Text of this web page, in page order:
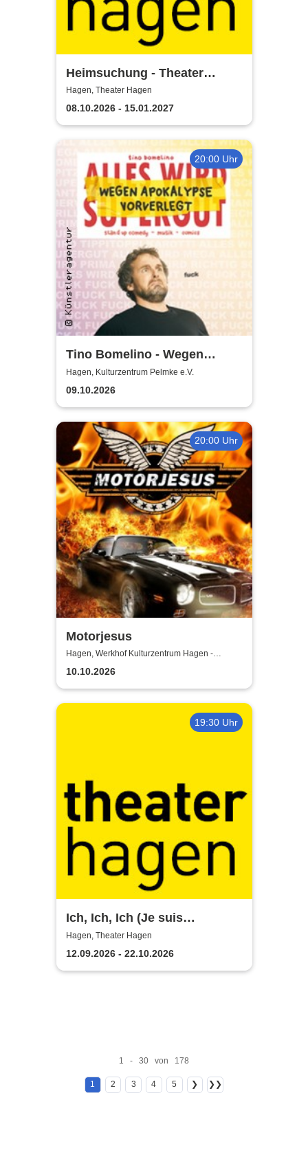
Heimsuchung - Theater
Hagen
Hagen, Theater Hagen
08.10.2026 - 15.01.2027
20:00 Uhr
Tino Bomelino - Wegen
Apokalypse vorverlegt
Hagen, Kulturzentrum Pelmke e.V.
09.10.2026
20:00 Uhr
Motorjesus
Hagen, Werkhof Kulturzentrum Hagen -
Hohenlimburg
10.10.2026
19:30 Uhr
Ich, Ich, Ich (Je suis
narcissiste) - Theater Hagen
Hagen, Theater Hagen
12.09.2026 - 22.10.2026
1 - 30 von 178
1 2 3 4 5 ❯ ❯❯